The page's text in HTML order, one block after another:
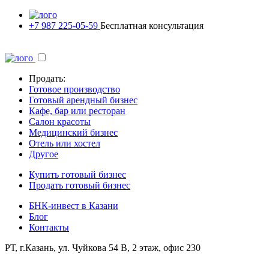
+7 987 225-05-59 Бесплатная консультация
Продать:
Готовое производство
Готовый арендный бизнес
Кафе, бар или ресторан
Салон красоты
Медицинский бизнес
Отель или хостел
Другое
Купить готовый бизнес
Продать готовый бизнес
БНК-инвест в Казани
Блог
Контакты
РТ, г.Казань, ул. Чуйкова 54 В, 2 этаж, офис 230